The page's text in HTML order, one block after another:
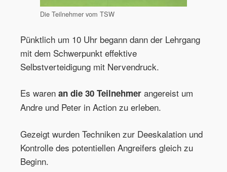
Die Teilnehmer vom TSW
Pünktlich um 10 Uhr begann dann der Lehrgang
mit dem Schwerpunkt effektive
Selbstverteidigung mit Nervendruck.
Es waren an die 30 Teilnehmer angereist um
Andre und Peter in Action zu erleben.
Gezeigt wurden Techniken zur Deeskalation und
Kontrolle des potentiellen Angreifers gleich zu
Beginn.